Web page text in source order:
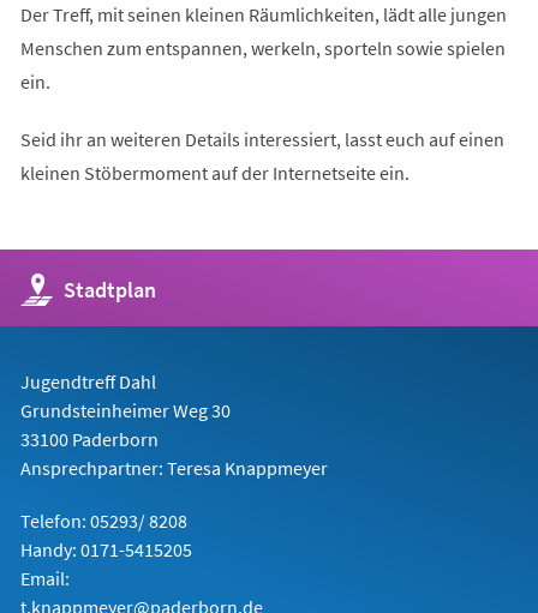
Der Treff, mit seinen kleinen Räumlichkeiten, lädt alle jungen
Menschen zum entspannen, werkeln, sporteln sowie spielen
ein.
Seid ihr an weiteren Details interessiert, lasst euch auf einen
kleinen Stöbermoment auf der Internetseite ein.
Stadtplan
(Öffnet
in
einem
Tab)
Jugendtreff Dahl
Grundsteinheimer Weg 30
33100 Paderborn
Ansprechpartner: Teresa Knappmeyer
Telefon: 05293/ 8208
Handy: 0171-5415205
Email:
t.knappmeyer@paderborn.de